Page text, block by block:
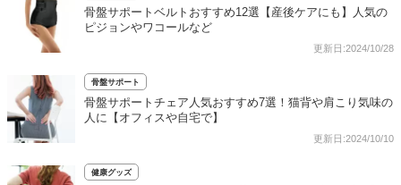
骨盤サポートベルトおすすめ12選【産後ケアにも】人気の
ピジョンやワコールなど
更新日:2024/10/28
骨盤サポート
骨盤サポートチェア人気おすすめ7選！猫背や肩こり気味の
人に【オフィスや自宅で】
更新日:2024/10/10
健康グッズ